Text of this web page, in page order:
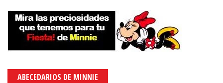
ABECEDARIOS DE MINNIE